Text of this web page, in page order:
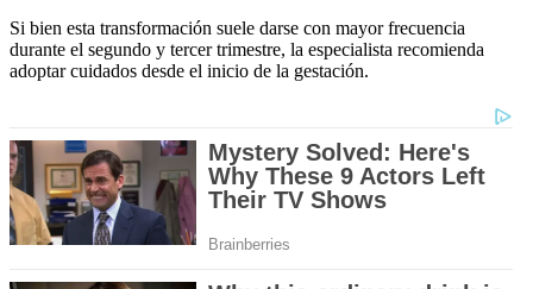
Si bien esta transformación suele darse con mayor frecuencia
durante el segundo y tercer trimestre, la especialista recomienda
adoptar cuidados desde el inicio de la gestación.